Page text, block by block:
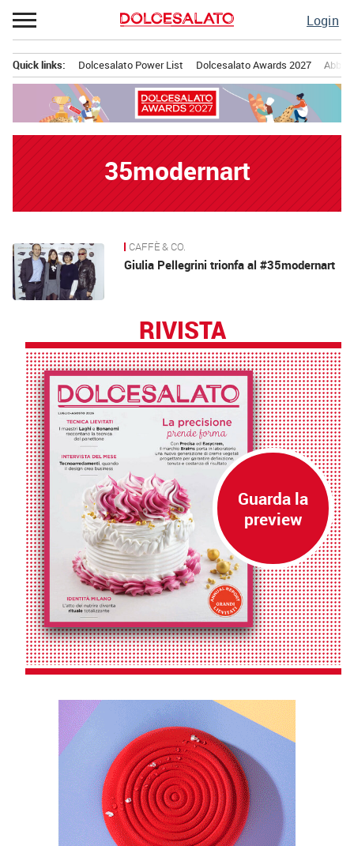
Passa
al
Login
principale
Quick links: Dolcesalato Power List Dolcesalato Awards 2027
35modernart
News CAFFÈ & CO.
Giulia Pellegrini trionfa al #35modernart
RIVISTA